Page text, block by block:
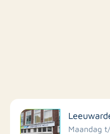
Filter op faciliteiten
Scholen
Maandag